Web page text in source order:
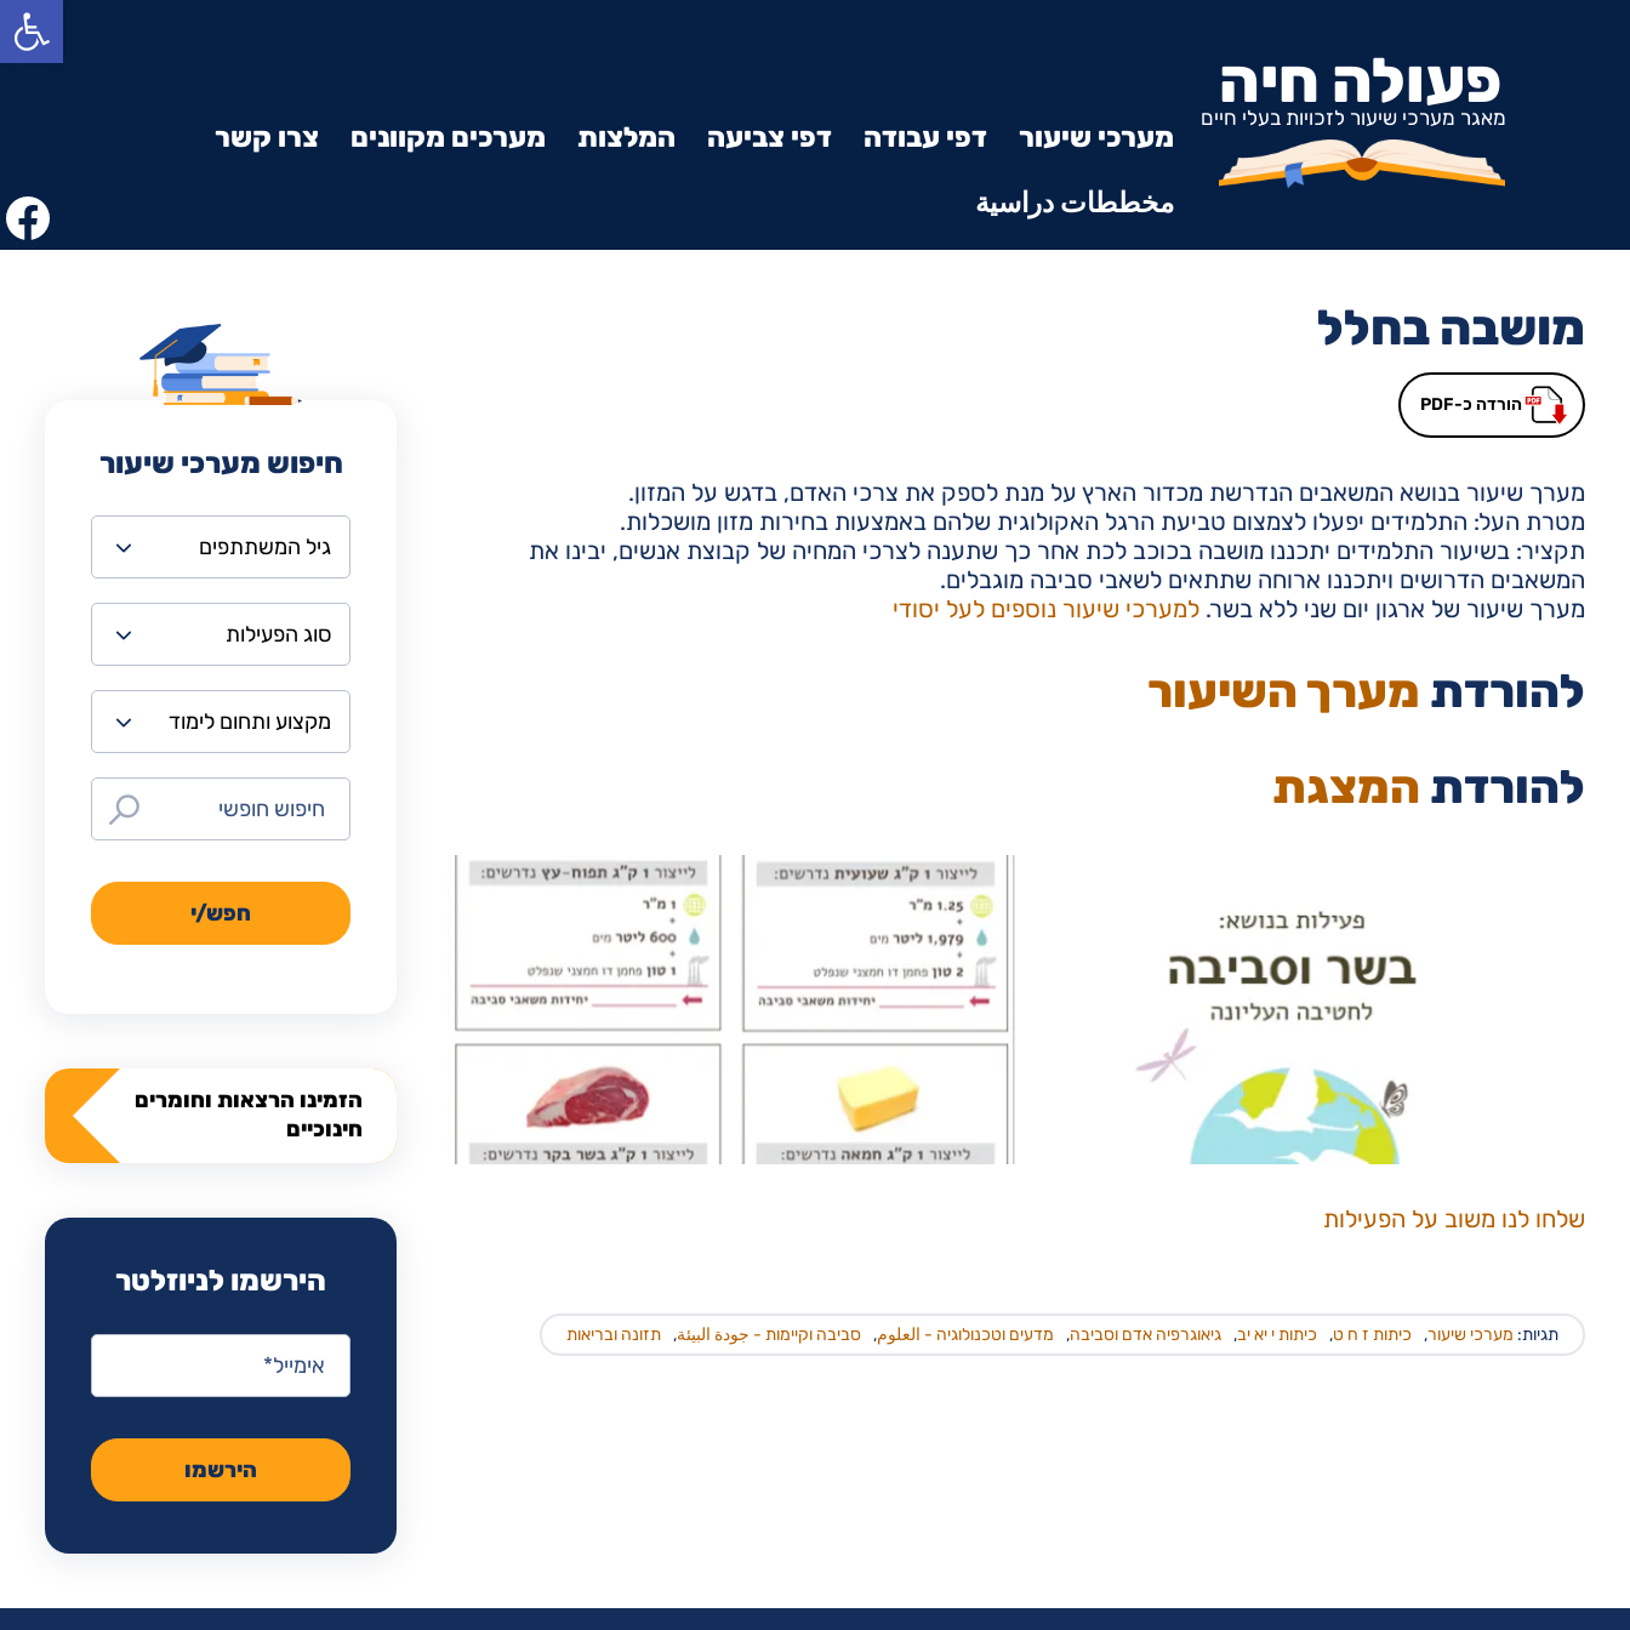
פתח סרגל נגישות
פעולה חיה
מאגר מערכי שיעור לזכויות בעלי חיים
מערכי שיעור דפי עבודה דפי צביעה המלצות מערכים מקוונים
צרו קשר
مخططات دراسية
מושבה בחלל
הורדה כ-PDF
מערך שיעור בנושא המשאבים הנדרשת מכדור הארץ על מנת לספק את צרכי האדם, בדגש על המזון.
מטרת העל: התלמידים יפעלו לצמצום טביעת הרגל האקולוגית שלהם באמצעות בחירות מזון מושכלות.
תקציר: בשיעור התלמידים יתכננו מושבה בכוכב לכת אחר כך שתענה לצרכי המחיה של קבוצת אנשים, יבינו את
המשאבים הדרושים ויתכננו ארוחה שתתאים לשאבי סביבה מוגבלים.
מערך שיעור של ארגון יום שני ללא בשר. למערכי שיעור נוספים לעל יסודי
להורדת מערך השיעור
להורדת המצגת
שלחו לנו משוב על הפעילות
תגיות: מערכי שיעור, כיתות ז ח ט, כיתות י יא יב, גיאוגרפיה אדם וסביבה, מדעים וטכנולוגיה - العلوم, סביבה וקיימות - جودة البيئة, תזונה ובריאות
חיפוש מערכי שיעור
חפש/י
הזמינו הרצאות וחומרים
חינוכיים
הירשמו לניוזלטר
אימייל
הירשמו